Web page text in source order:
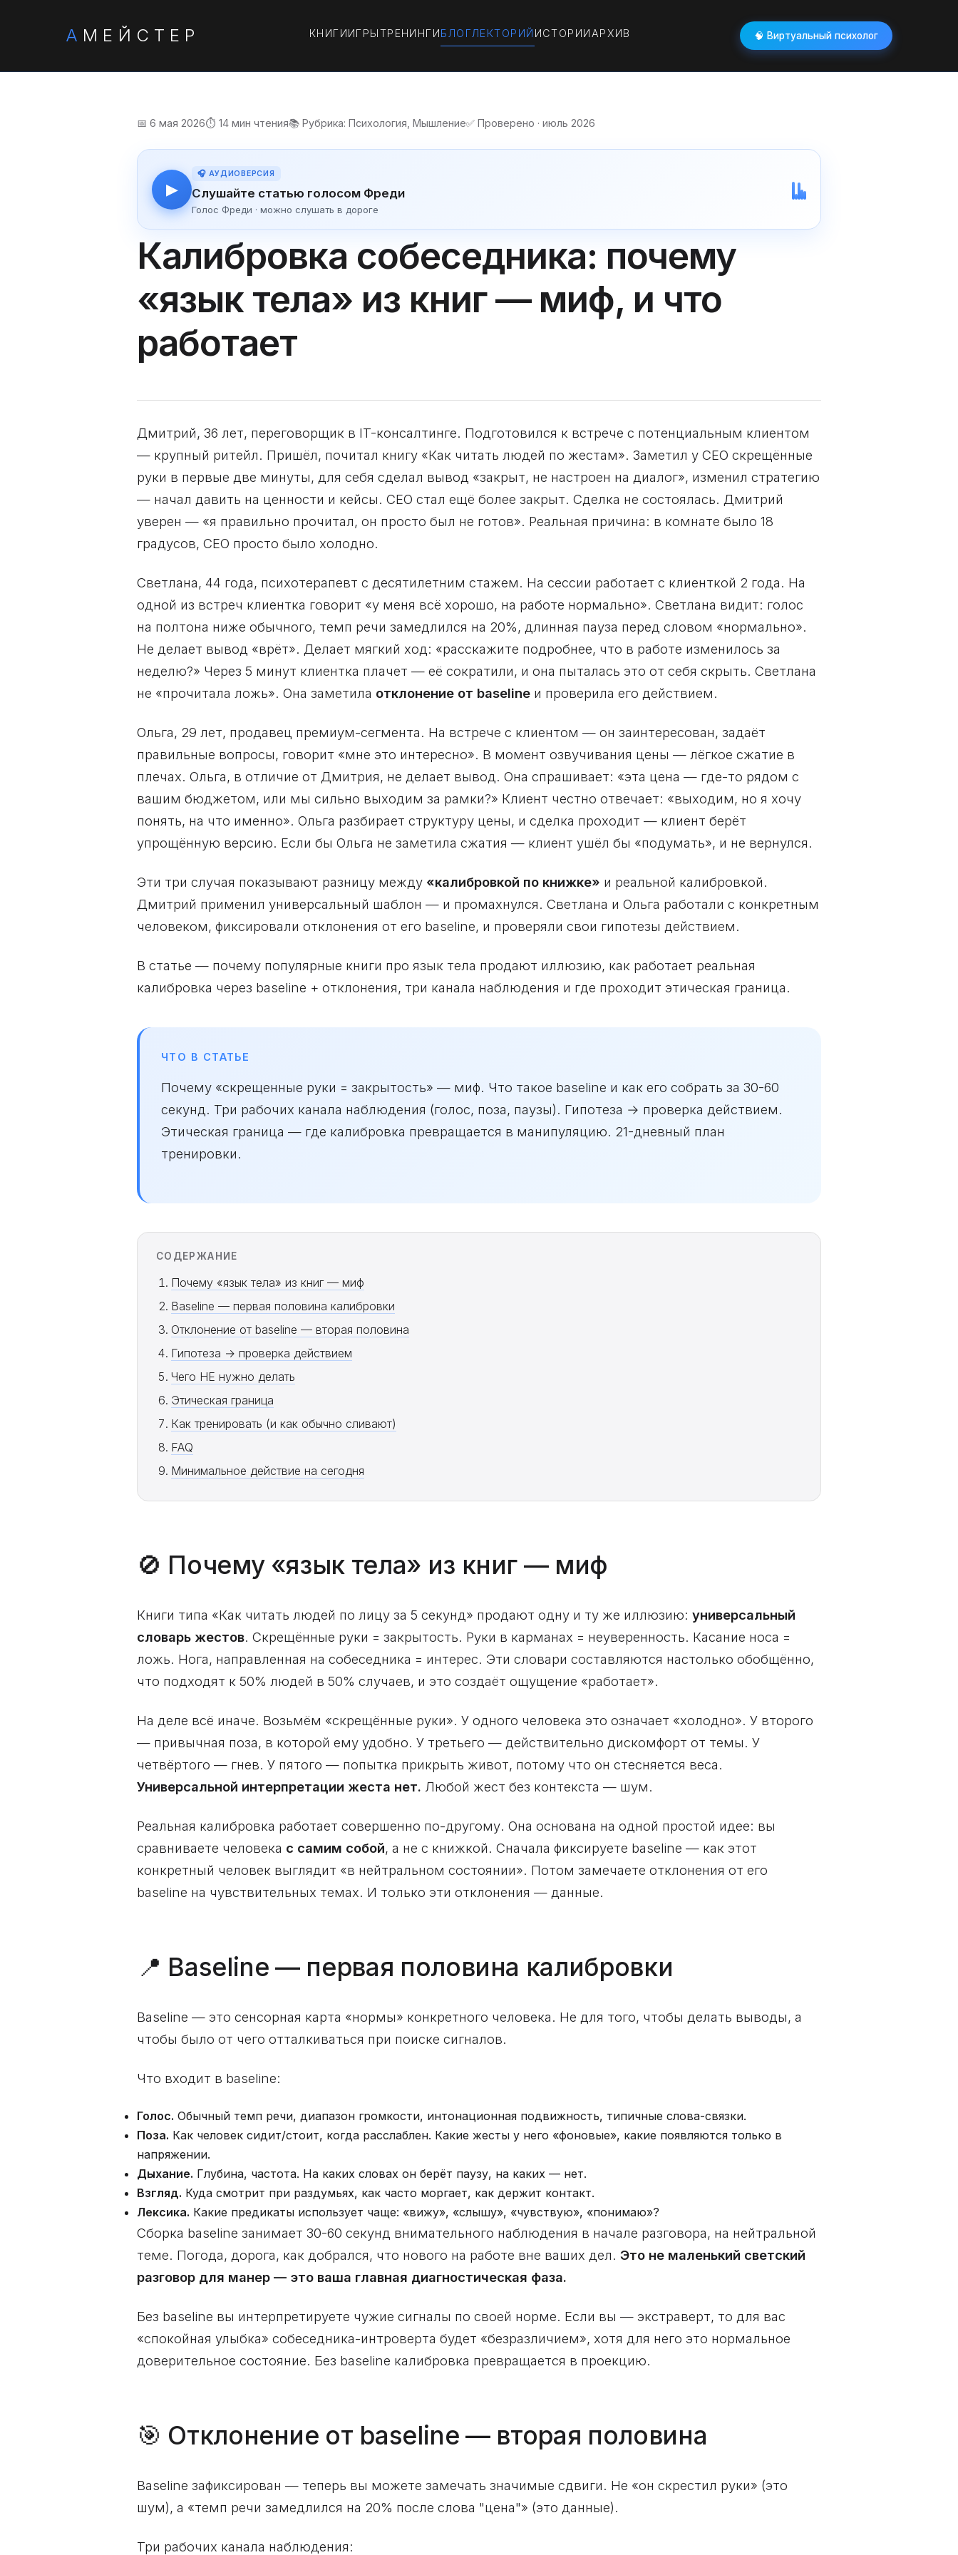
А МЕЙСТЕР КНИГИИГРЫТРЕНИНГИБЛОГЛЕКТОРИЙ ИСТОРИИ АРХИВ 🧠 Виртуальный психолог
📅 6 мая 2026⏱️ 14 мин чтения📚 Рубрика: Психология, Мышление✅ Проверено · июль 2026
▶
🎧 АУДИОВЕРСИЯ
Слушайте статью голосом Фреди
Голос Фреди · можно слушать в дороге
Калибровка собеседника: почему
«язык тела» из книг — миф, и что
работает
Дмитрий, 36 лет, переговорщик в IT-консалтинге. Подготовился к встрече с потенциальным клиентом
— крупный ритейл. Пришёл, почитал книгу «Как читать людей по жестам». Заметил у CEO скрещённые
руки в первые две минуты, для себя сделал вывод «закрыт, не настроен на диалог», изменил стратегию
— начал давить на ценности и кейсы. CEO стал ещё более закрыт. Сделка не состоялась. Дмитрий
уверен — «я правильно прочитал, он просто был не готов». Реальная причина: в комнате было 18
градусов, CEO просто было холодно.
Светлана, 44 года, психотерапевт с десятилетним стажем. На сессии работает с клиенткой 2 года. На
одной из встреч клиентка говорит «у меня всё хорошо, на работе нормально». Светлана видит: голос
на полтона ниже обычного, темп речи замедлился на 20%, длинная пауза перед словом «нормально».
Не делает вывод «врёт». Делает мягкий ход: «расскажите подробнее, что в работе изменилось за
неделю?» Через 5 минут клиентка плачет — её сократили, и она пыталась это от себя скрыть. Светлана
не «прочитала ложь». Она заметила отклонение от baseline и проверила его действием.
Ольга, 29 лет, продавец премиум-сегмента. На встрече с клиентом — он заинтересован, задаёт
правильные вопросы, говорит «мне это интересно». В момент озвучивания цены — лёгкое сжатие в
плечах. Ольга, в отличие от Дмитрия, не делает вывод. Она спрашивает: «эта цена — где-то рядом с
вашим бюджетом, или мы сильно выходим за рамки?» Клиент честно отвечает: «выходим, но я хочу
понять, на что именно». Ольга разбирает структуру цены, и сделка проходит — клиент берёт
упрощённую версию. Если бы Ольга не заметила сжатия — клиент ушёл бы «подумать», и не вернулся.
Эти три случая показывают разницу между «калибровкой по книжке» и реальной калибровкой.
Дмитрий применил универсальный шаблон — и промахнулся. Светлана и Ольга работали с конкретным
человеком, фиксировали отклонения от его baseline, и проверяли свои гипотезы действием.
В статье — почему популярные книги про язык тела продают иллюзию, как работает реальная
калибровка через baseline + отклонения, три канала наблюдения и где проходит этическая граница.
ЧТО В СТАТЬЕ
Почему «скрещенные руки = закрытость» — миф. Что такое baseline и как его собрать за 30-60
секунд. Три рабочих канала наблюдения (голос, поза, паузы). Гипотеза → проверка действием.
Этическая граница — где калибровка превращается в манипуляцию. 21-дневный план
тренировки.
СОДЕРЖАНИЕ
Почему «язык тела» из книг — миф
Baseline — первая половина калибровки
Отклонение от baseline — вторая половина
Гипотеза → проверка действием
Чего НЕ нужно делать
Этическая граница
Как тренировать (и как обычно сливают)
FAQ
Минимальное действие на сегодня
🚫 Почему «язык тела» из книг — миф
Книги типа «Как читать людей по лицу за 5 секунд» продают одну и ту же иллюзию: универсальный
словарь жестов. Скрещённые руки = закрытость. Руки в карманах = неуверенность. Касание носа =
ложь. Нога, направленная на собеседника = интерес. Эти словари составляются настолько обобщённо,
что подходят к 50% людей в 50% случаев, и это создаёт ощущение «работает».
На деле всё иначе. Возьмём «скрещённые руки». У одного человека это означает «холодно». У второго
— привычная поза, в которой ему удобно. У третьего — действительно дискомфорт от темы. У
четвёртого — гнев. У пятого — попытка прикрыть живот, потому что он стесняется веса.
Универсальной интерпретации жеста нет. Любой жест без контекста — шум.
Реальная калибровка работает совершенно по-другому. Она основана на одной простой идее: вы
сравниваете человека с самим собой, а не с книжкой. Сначала фиксируете baseline — как этот
конкретный человек выглядит «в нейтральном состоянии». Потом замечаете отклонения от его
baseline на чувствительных темах. И только эти отклонения — данные.
📍 Baseline — первая половина калибровки
Baseline — это сенсорная карта «нормы» конкретного человека. Не для того, чтобы делать выводы, а
чтобы было от чего отталкиваться при поиске сигналов.
Что входит в baseline:
Голос. Обычный темп речи, диапазон громкости, интонационная подвижность, типичные слова-связки.
Поза. Как человек сидит/стоит, когда расслаблен. Какие жесты у него «фоновые», какие появляются только в
напряжении.
Дыхание. Глубина, частота. На каких словах он берёт паузу, на каких — нет.
Взгляд. Куда смотрит при раздумьях, как часто моргает, как держит контакт.
Лексика. Какие предикаты использует чаще: «вижу», «слышу», «чувствую», «понимаю»?
Сборка baseline занимает 30-60 секунд внимательного наблюдения в начале разговора, на нейтральной
теме. Погода, дорога, как добрался, что нового на работе вне ваших дел. Это не маленький светский
разговор для манер — это ваша главная диагностическая фаза.
Без baseline вы интерпретируете чужие сигналы по своей норме. Если вы — экстраверт, то для вас
«спокойная улыбка» собеседника-интроверта будет «безразличием», хотя для него это нормальное
доверительное состояние. Без baseline калибровка превращается в проекцию.
🎯 Отклонение от baseline — вторая половина
Baseline зафиксирован — теперь вы можете замечать значимые сдвиги. Не «он скрестил руки» (это
шум), а «темп речи замедлился на 20% после слова "цена"» (это данные).
Три рабочих канала наблюдения: